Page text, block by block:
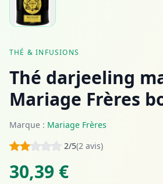
THÉ & INFUSIONS
Thé darjeeling
Mariage Frères
Marque : Mariage Frères
2/5(2 avis)
30,39 €